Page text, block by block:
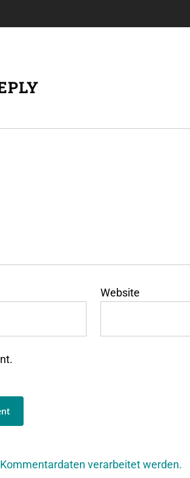
Website
verarbeitet werden.